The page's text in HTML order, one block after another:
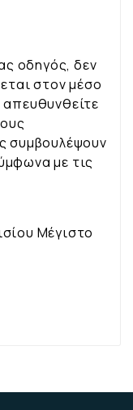
οδηγός, δεν
στον μέσο
συμβουλέψουν
με τις
Μέγιστο